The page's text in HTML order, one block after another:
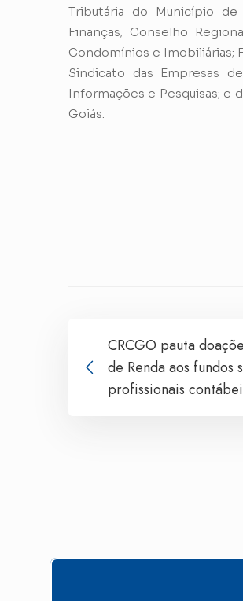
Tributária do Município
Finanças; Conselho
Condomínios e Imobiliárias;
Sindicato das Empresas
Informações e Pesquisas; e
Goiás.
CRCGO pauta
de Renda aos fundos
profissionais